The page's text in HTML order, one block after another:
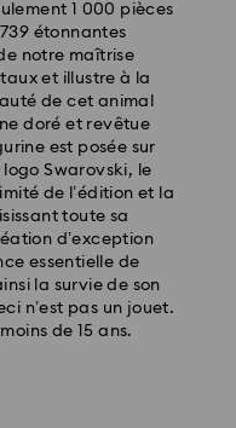
1 000 pièces
étonnantes
notre maîtrise
et illustre à la
de cet animal
doré et revêtue
est posée sur
Swarovski, le
de l’édition et la
toute sa
d’exception
essentielle de
la survie de son
n’est pas un jouet.
de 15 ans.
au vendredi avant
le jour
ouvrable après
de : EUR 99